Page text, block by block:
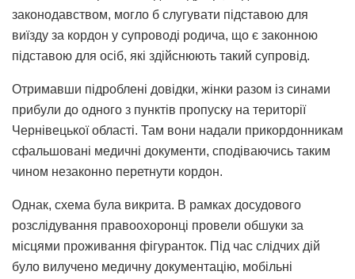
законодавством, могло б слугувати підставою для
виїзду за кордон у супроводі родича, що є законною
підставою для осіб, які здійснюють такий супровід.
Отримавши підроблені довідки, жінки разом із синами
прибули до одного з пунктів пропуску на території
Чернівецької області. Там вони надали прикордонникам
сфальшовані медичні документи, сподіваючись таким
чином незаконно перетнути кордон.
Однак, схема була викрита. В рамках досудового
розслідування правоохоронці провели обшуки за
місцями проживання фігуранток. Під час слідчих дій
було вилучено медичну документацію, мобільні